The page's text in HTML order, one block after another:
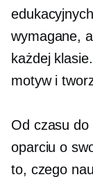
wymagane,
każdej
motyw i
Od czasu
oparciu o
to, czego